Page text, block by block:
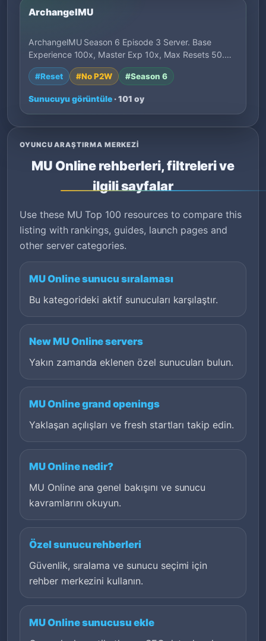
ArchangelMU
ArchangelMU Season 6 Episode 3 Server. Base
Experience 100x, Master Exp 10x, Max Resets 50.
Bal…
#Reset #No P2W #Season 6
Sunucuyu görüntüle · 101 oy
OYUNCU ARAŞTIRMA MERKEZI
MU Online rehberleri, filtreleri ve
ilgili sayfalar
Use these MU Top 100 resources to compare this
listing with rankings, guides, launch pages and
other server categories.
MU Online sunucu sıralaması
Bu kategorideki aktif sunucuları karşılaştır.
New MU Online servers
Yakın zamanda eklenen özel sunucuları bulun.
MU Online grand openings
Yaklaşan açılışları ve fresh startları takip edin.
MU Online nedir?
MU Online ana genel bakışını ve sunucu
kavramlarını okuyun.
Özel sunucu rehberleri
Güvenlik, sıralama ve sunucu seçimi için
rehber merkezini kullanın.
MU Online sunucusu ekle